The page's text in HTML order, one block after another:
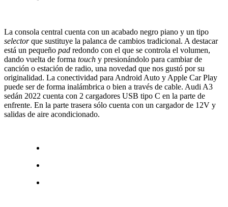
La consola central cuenta con un acabado negro piano y un tipo
selectorque sustituye la palanca de cambios tradicional. A destacar
está un pequeño pad redondo con el que se controla el volumen,
dando vuelta de forma touch y presionándolo para cambiar de
canción o estación de radio, una novedad que nos gustó por su
originalidad. La conectividad para Android Auto y Apple Car Play
puede ser de forma inalámbrica o bien a través de cable. Audi A3
sedán 2022 cuenta con 2 cargadores USB tipo C en la parte de
enfrente. En la parte trasera sólo cuenta con un cargador de 12V y
salidas de aire acondicionado.